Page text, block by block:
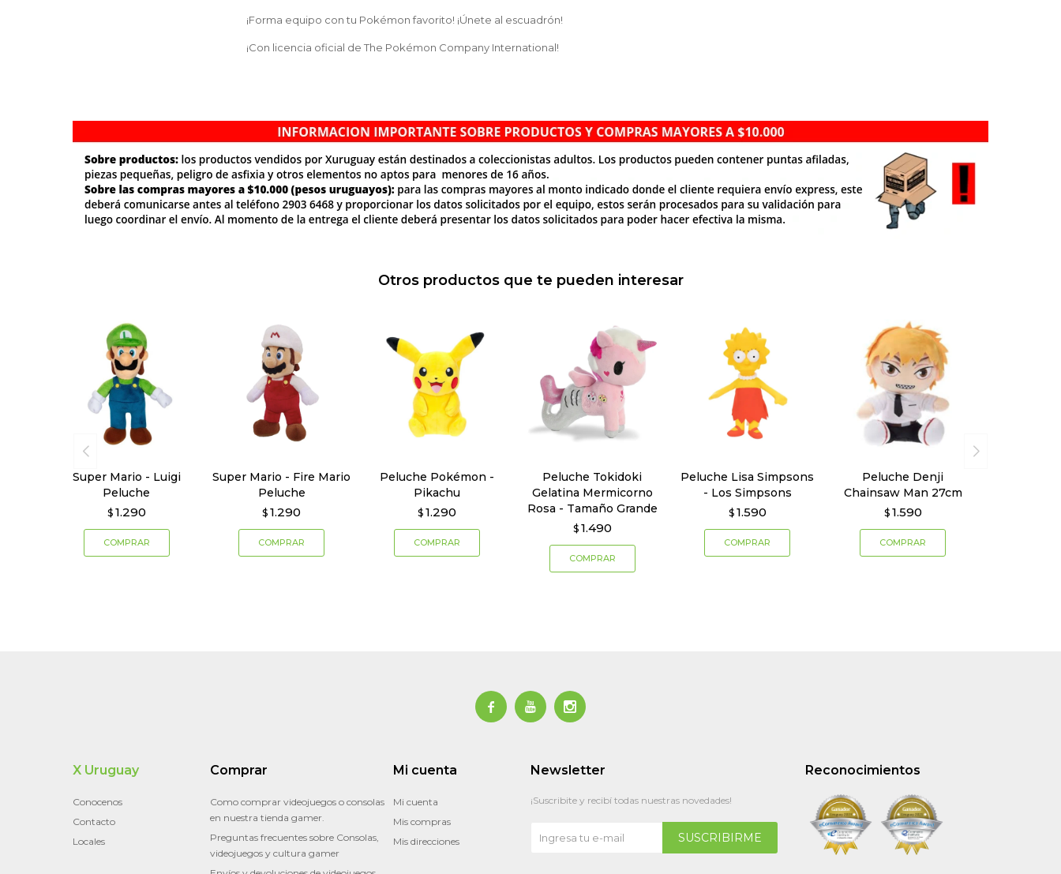
¡Forma equipo con tu Pokémon favorito! ¡Únete al escuadrón!
¡Con licencia oficial de The Pokémon Company International!
Otros productos que te pueden interesar
Super Mario - Luigi
Peluche
$ 1.290
Super Mario - Fire Mario
Peluche
$ 1.290
Peluche Pokémon -
Pikachu
$ 1.290
Peluche Tokidoki
Gelatina Mermicorno
Rosa - Tamaño Grande
$ 1.490
Peluche Lisa Simpsons
- Los Simpsons
$ 1.590
Peluche Denji
Chainsaw Man 27cm
$ 1.590
  
Reconocimientos
X Uruguay
Conocenos
Contacto
Locales
Comprar
Como comprar videojuegos o consolas
en nuestra tienda gamer.
Preguntas frecuentes sobre Consolas,
videojuegos y cultura gamer
Mi cuenta
Mi cuenta
Mis compras
Mis direcciones
Newsletter
¡Suscribite y recibí todas nuestras novedades!
SUSCRIBIRME